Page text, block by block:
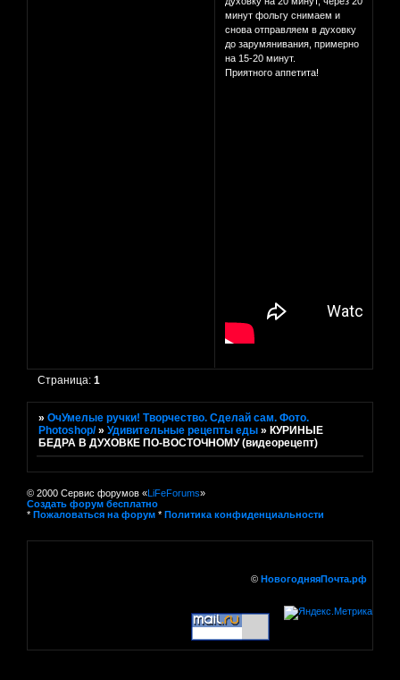
минут фольгу снимаем и
снова отправляем в духовку
до зарумянивания, примерно
на 15-20 минут.
Приятного аппетита!
Страница:1
»ОчУмелые ручки! Творчество. Сделай сам. Фото.
Photoshop/ »Удивительные рецепты еды »КУРИНЫЕ
БЕДРА В ДУХОВКЕ ПО-ВОСТОЧНОМУ (видеорецепт)
© 2000 Сервис форумов «LiFeForums»
Создать форум бесплатно
* Пожаловаться на форум * Политика конфиденциальности
© НовогодняяПочта.рф